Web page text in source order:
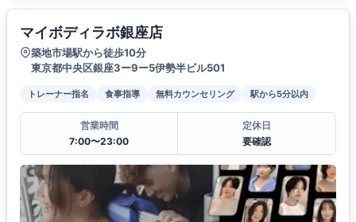
マイボディラボ銀座店
築地市場駅から徒歩10分
東京都中央区銀座3ー9ー5伊勢半ビル501
トレーナー指名 食事指導 無料カウンセリング 駅から5分以内
営業時間
7:00〜23:00
定休日
要確認